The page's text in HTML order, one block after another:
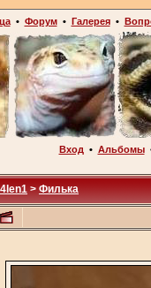
• Форум• Галерея•
Вход • Альбомы
> Филька